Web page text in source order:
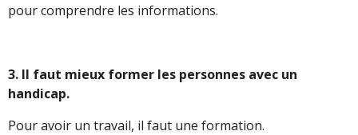
pour comprendre les informations.
3. Il faut mieux former les personnes avec un
handicap.
Pour avoir un travail, il faut une formation.